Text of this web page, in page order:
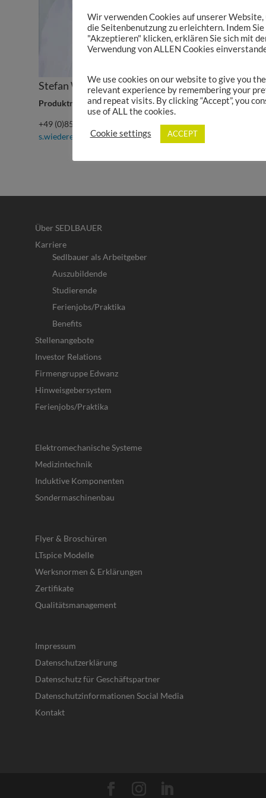
Stefan Wiederer
Produktmanagement Induktive Komponenten
+49 (0)8552 41-252
s.wiederer@sedlbauer.de
Über SEDLBAUER
Karriere
Sedlbauer als Arbeitgeber
Auszubildende
Studierende
Ferienjobs/Praktika
Benefits
Stellenangebote
Investor Relations
Firmengruppe Edwanz
Hinweisgebersystem
Ferienjobs/Praktika
Elektromechanische Systeme
Medizintechnik
Induktive Komponenten
Sondermaschinenbau
Flyer & Broschüren
LTspice Modelle
Werksnormen & Erklärungen
Zertifikate
Qualitätsmanagement
Impressum
Datenschutzerklärung
Datenschutz für Geschäftspartner
Datenschutzinformationen Social Media
Kontakt
Wir verwenden Cookies auf unserer Website,
die Seitenbenutzung zu erleichtern. Indem Sie
"Akzeptieren" klicken, erklären Sie sich mit
Verwendung von ALLEN Cookies
We use cookies on our website to give you
relevant experience by remembering your
and repeat visits. By clicking “Accept”, you
use of ALL the cookies.
Cookie settings ACCEPT